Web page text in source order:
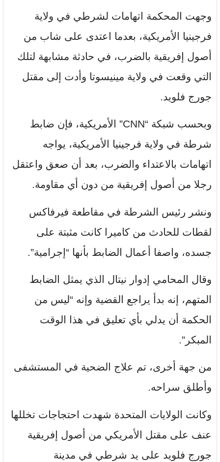
وجهت المحكمة اتهامات لشرطي في ولاية
فرجينيا الأمريكية، بعدما اعتدى على شاب من
أصول إفريقية بالضرب، في حادثة مشابهة لتلك
التي وقعت في ولاية مينيسوتا وأدت إلى مقتل
جورج فلويد.
وبحسب شبكة “CNN” الأمريكية، فإن ضابط
شرطة في ولاية فرجينيا الأمريكية، يواجه
اتهامات بالاعتداء والضرب، بعد أن صعق واعتقل
رجلا من أصول إفريقية من دون أي مقاومة.
ونشر رئيس الشرطة في مقاطعة فيرفاكس
لقطات للحادث من كاميرا كانت مثبتة على
جسده، واصفا أعمال الضابط بأنها “إجرامية”.
وقال المحامي إدوار نيتال الذي يمثل الضابط
المتهم، إنه بدأ يراجع القضية وإنه “ليس من
الحكمة أن يدلي بأي تعليق في هذا الوقت
المبكر”.
من جهة أخرى، تم علاج الضحية في المستشفى
وأطلق سراحه.
وكانت الولايات المتحدة شهدت احتجاجات تخللها
عنف على مقتل الأمريكي من أصول إفريقية
جورج فلويد على يد شرطي في مدينة